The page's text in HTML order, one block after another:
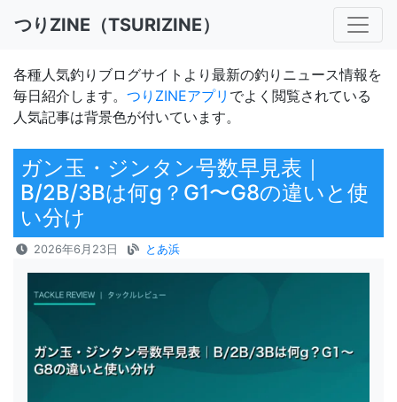
つりZINE（TSURIZINE）
各種人気釣りブログサイトより最新の釣りニュース情報を
毎日紹介します。 つりZINEアプリ でよく閲覧されている
人気記事は背景色が付いています。
ガン玉・ジンタン号数早見表｜
B/2B/3Bは何g？G1〜G8の違いと使
い分け
2026年6月23日 とあ浜